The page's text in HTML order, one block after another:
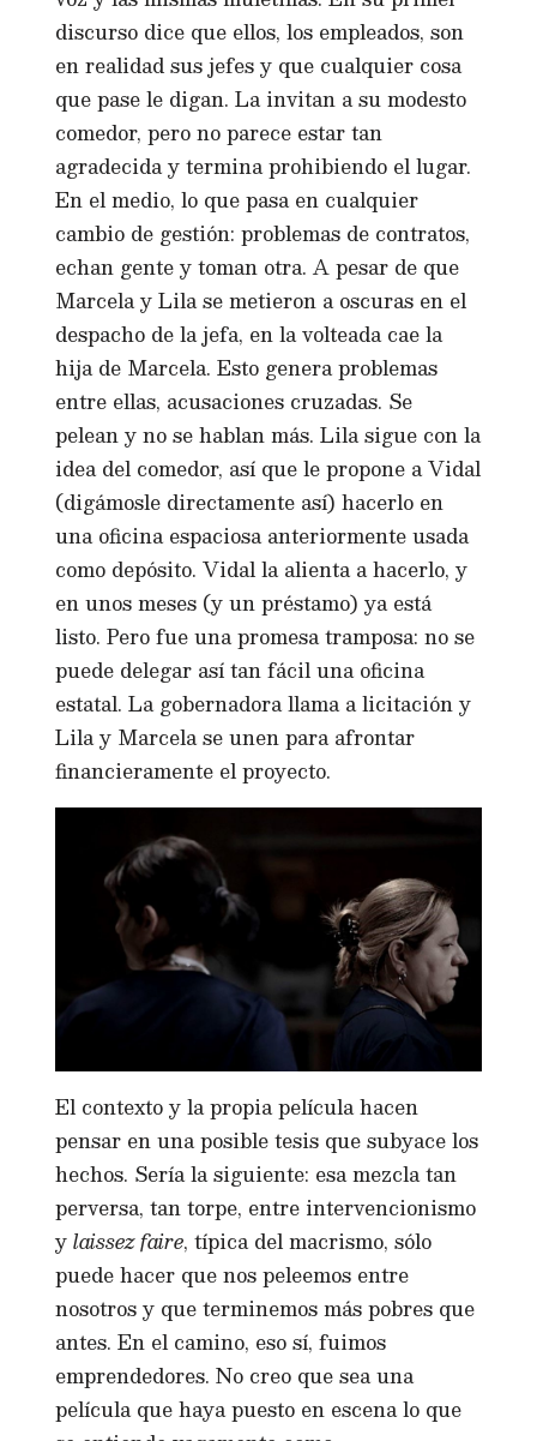
discurso dice que ellos, los empleados, son
en realidad sus jefes y que cualquier cosa
que pase le digan. La invitan a su modesto
comedor, pero no parece estar tan
agradecida y termina prohibiendo el lugar.
En el medio, lo que pasa en cualquier
cambio de gestión: problemas de contratos,
echan gente y toman otra. A pesar de que
Marcela y Lila se metieron a oscuras en el
despacho de la jefa, en la volteada cae la
hija de Marcela. Esto genera problemas
entre ellas, acusaciones cruzadas. Se
pelean y no se hablan más. Lila sigue con la
idea del comedor, así que le propone a Vidal
(digámosle directamente así) hacerlo en
una oficina espaciosa anteriormente usada
como depósito. Vidal la alienta a hacerlo, y
en unos meses (y un préstamo) ya está
listo. Pero fue una promesa tramposa: no se
puede delegar así tan fácil una oficina
estatal. La gobernadora llama a licitación y
Lila y Marcela se unen para afrontar
financieramente el proyecto.
El contexto y la propia película hacen
pensar en una posible tesis que subyace los
hechos. Sería la siguiente: esa mezcla tan
perversa, tan torpe, entre intervencionismo
ylaissez faire, típica del macrismo, sólo
puede hacer que nos peleemos entre
nosotros y que terminemos más pobres que
antes. En el camino, eso sí, fuimos
emprendedores. No creo que sea una
película que haya puesto en escena lo que